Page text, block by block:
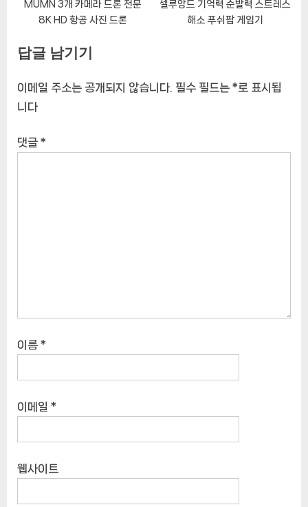
MUMN 3개 카메라 드론 전문
8K HD 항공 사진 드론
셀루앙드 기억력 순발력 스트레스
해소 푸쉬팝 게임기
답글 남기기
이메일 주소는 공개되지 않습니다. 필수 필드는 *로 표시됩
니다
댓글 *
이름 *
이메일 *
웹사이트